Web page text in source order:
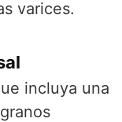
varices.
incluya una